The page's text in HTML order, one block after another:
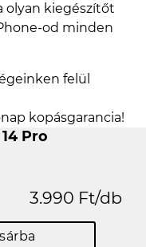
olyan kiegészítőt
od minden
felül
kopásgarancia!
Pro
3.990 Ft/db